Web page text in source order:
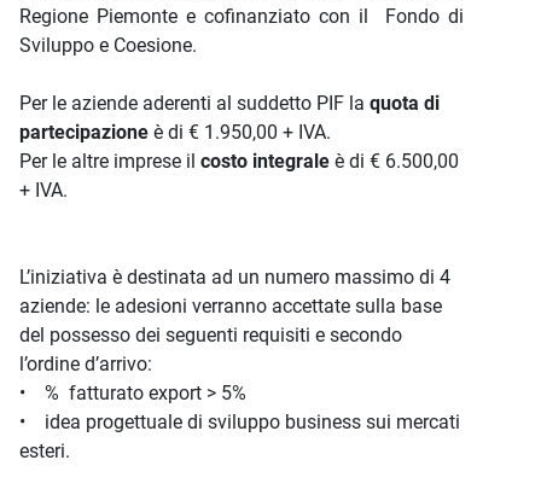
Regione Piemonte e cofinanziato con il Fondo di
Sviluppo e Coesione.
Per le aziende aderenti al suddetto PIF la quota di
partecipazione è di € 1.950,00 + IVA.
Per le altre imprese il costo integrale è di € 6.500,00
+ IVA.
L’iniziativa è destinata ad un numero massimo di 4
aziende: le adesioni verranno accettate sulla base
del possesso dei seguenti requisiti e secondo
l’ordine d’arrivo:
• % fatturato export > 5%
• idea progettuale di sviluppo business sui mercati
esteri.